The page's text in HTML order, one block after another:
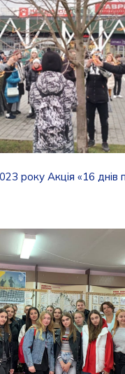
року Акція «16 днів